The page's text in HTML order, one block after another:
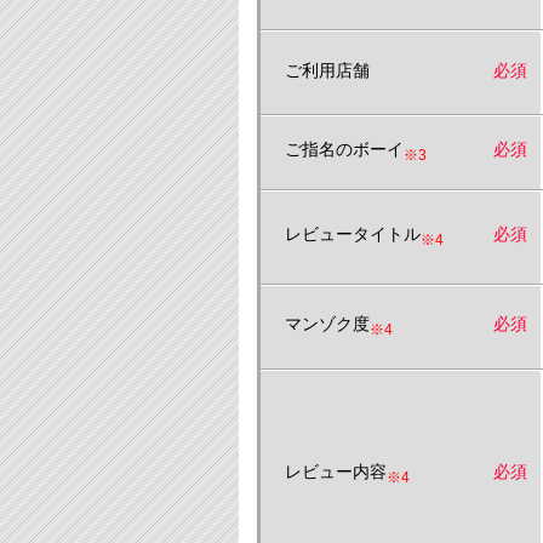
ご利用店舗 必須
ご指名のボーイ ※3 必須
レビュータイトル※4 必須
マンゾク度※4 必須
レビュー内容※4 必須